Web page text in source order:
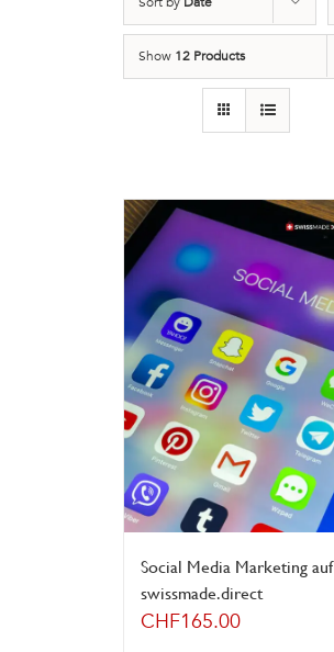
Show 12 Products
Social Media Marketing auf
swissmade.direct
CHF165.00